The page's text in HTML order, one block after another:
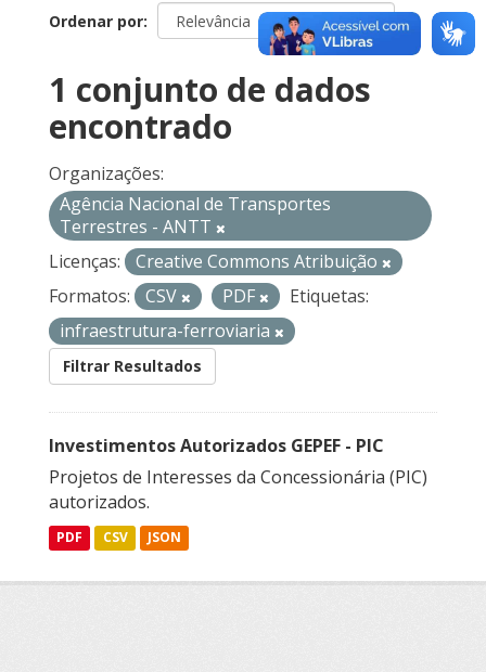
Ordenar por
1 conjunto de dados
encontrado
Organizações:
Agência Nacional de Transportes
Terrestres - ANTT
Licenças:
Creative Commons Atribuição
Formatos:
CSV PDF
Etiquetas:
infraestrutura-ferroviaria
Filtrar Resultados
Investimentos Autorizados GEPEF - PIC
Projetos de Interesses da Concessionária (PIC)
autorizados.
PDF CSV JSON